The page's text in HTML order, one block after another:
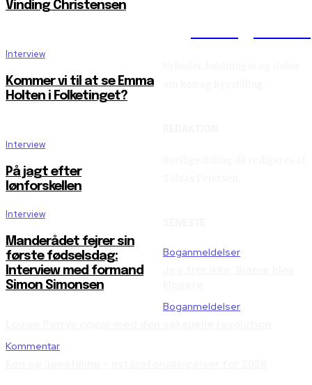
Vinding Christensen
Interview
Kommer vi til at se Emma
Holten i Folketinget?
Interview
På jagt efter
lønforskellen
Interview
Manderådet fejrer sin
første fødselsdag:
Interview med formand
Simon Simonsen
Boganmeldelser
Boganmeldelser
Kommentar